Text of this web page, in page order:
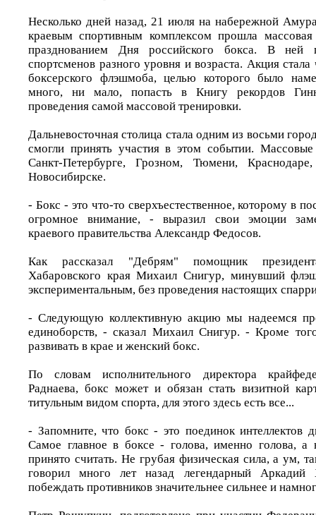
Несколько дней назад, 21 июля на набережной
краевым спортивным комплексом прошла
празднованием Дня российского бокса. В ней
спортсменов разного уровня и возраста. Акция стала
боксерского флэшмоба, целью которого было
много, ни мало, попасть в Книгу рекордов
проведения самой массовой тренировки.
Дальневосточная столица стала одним из восьми
смогли принять участия в этом событии.
Санкт-Петербурге, Грозном, Тюмени,
Новосибирске.
- Бокс - это что-то сверхъестественное, которому в
огромное внимание, - выразил свои эмоции
краевого правительства Александр Федосов.
Как рассказал "Дебрям" помощник
Хабаровского края Михаил Снигур, минувший
экспериментальным, без проведения настоящих
- Следующую коллективную акцию мы надеемся
единоборств, - сказал Михаил Снигур. - Кроме
развивать в крае и женский бокс.
По словам исполнительного директора
Раднаева, бокс может и обязан стать визитной
титульным видом спорта, для этого здесь есть все...
- Запомните, что бокс - это поединок интеллектов
Самое главное в боксе - голова, именно голова, а
принято считать. Не грубая физическая сила, а ум,
говорил много лет назад легендарный Аркадий
побеждать противников значительнее сильнее и